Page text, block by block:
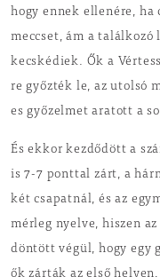
hogy ennek ellenére, ha
meccset, ám a
kecskédiek. Ők a
re győzték le, az utolsó
es győzelmet aratott a
És ekkor kezdődött a
is 7-7 ponttal zárt, a
két csapatnál, és az
mérleg nyelve, hiszen
döntött végül, hogy egy
ők zárták az első helyen,